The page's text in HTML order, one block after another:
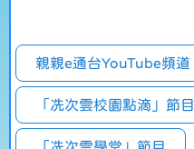
親親e通台YouTube頻道
「冼次雲校園點滴」節目